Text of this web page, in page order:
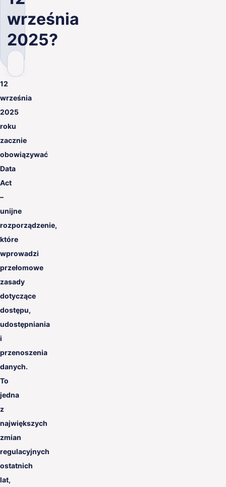
września
2025?
12
września
2025
roku
zacznie
obowiązywać
Data
Act
–
unijne
rozporządzenie,
które
wprowadzi
przełomowe
zasady
dotyczące
dostępu,
udostępniania
i
przenoszenia
danych.
To
jedna
z
największych
zmian
regulacyjnych
ostatnich
lat,